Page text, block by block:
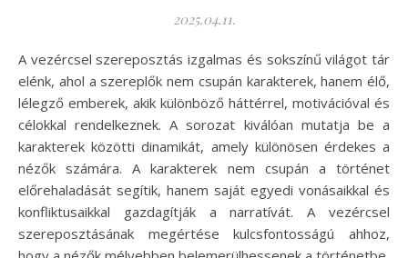
2025.04.11.
A vezércsel szereposztás izgalmas és sokszínű világot tár
elénk, ahol a szereplők nem csupán karakterek, hanem élő,
lélegző emberek, akik különböző háttérrel, motivációval és
célokkal rendelkeznek. A sorozat kiválóan mutatja be a
karakterek közötti dinamikát, amely különösen érdekes a
nézők számára. A karakterek nem csupán a történet
előrehaladását segítik, hanem saját egyedi vonásaikkal és
konfliktusaikkal gazdagítják a narratívát. A vezércsel
szereposztásának megértése kulcsfontosságú ahhoz,